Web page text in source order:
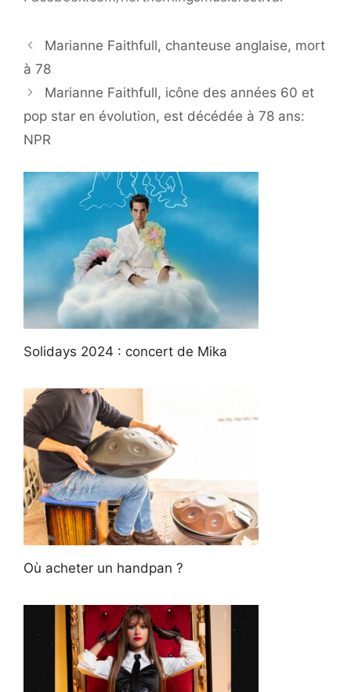
Marianne Faithfull, chanteuse anglaise, mort
à 78
Marianne Faithfull, icône des années 60 et
pop star en évolution, est décédée à 78 ans:
NPR
Solidays 2024 : concert de Mika
Où acheter un handpan ?